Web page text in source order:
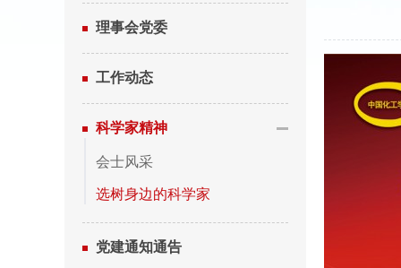
理事会党委
工作动态
科学家精神
会士风采
选树身边的科学家
党建通知通告